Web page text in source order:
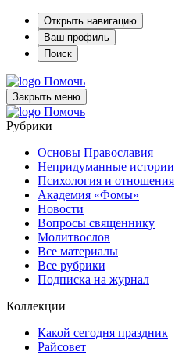
Открыть навигацию
Ваш профиль
Поиск
Помочь
Закрыть меню
Помочь
Рубрики
Основы Православия
Непридуманные истории
Психология и отношения
Академия «Фомы»
Новости
Вопросы священнику
Молитвослов
Все материалы
Все рубрики
Подписка на журнал
Коллекции
Какой сегодня праздник
Райсовет